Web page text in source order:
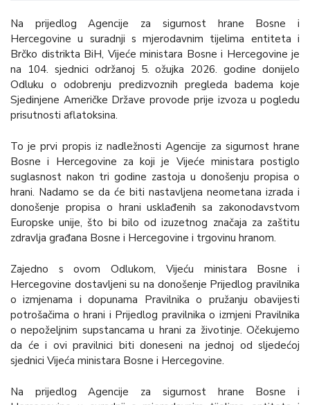
Na prijedlog Agencije za sigurnost hrane Bosne i
Hercegovine u suradnji s mjerodavnim tijelima entiteta i
Brčko distrikta BiH, Vijeće ministara Bosne i Hercegovine je
na 104. sjednici održanoj 5. ožujka 2026. godine donijelo
Odluku o odobrenju predizvoznih pregleda badema koje
Sjedinjene Američke Države provode prije izvoza u pogledu
prisutnosti aflatoksina.
To je prvi propis iz nadležnosti Agencije za sigurnost hrane
Bosne i Hercegovine za koji je Vijeće ministara postiglo
suglasnost nakon tri godine zastoja u donošenju propisa o
hrani. Nadamo se da će biti nastavljena neometana izrada i
donošenje propisa o hrani usklađenih sa zakonodavstvom
Europske unije, što bi bilo od izuzetnog značaja za zaštitu
zdravlja građana Bosne i Hercegovine i trgovinu hranom.
Zajedno s ovom Odlukom, Vijeću ministara Bosne i
Hercegovine dostavljeni su na donošenje Prijedlog pravilnika
o izmjenama i dopunama Pravilnika o pružanju obavijesti
potrošačima o hrani i Prijedlog pravilnika o izmjeni Pravilnika
o nepoželjnim supstancama u hrani za životinje. Očekujemo
da će i ovi pravilnici biti doneseni na jednoj od sljedećoj
sjednici Vijeća ministara Bosne i Hercegovine.
Na prijedlog Agencije za sigurnost hrane Bosne i